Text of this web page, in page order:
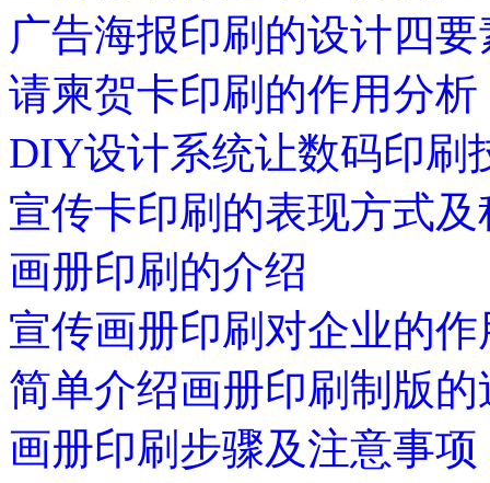
广告海报印刷的设计四要
请柬贺卡印刷的作用分析
DIY设计系统让数码印刷
宣传卡印刷的表现方式及
画册印刷的介绍
宣传画册印刷对企业的作
简单介绍画册印刷制版的
画册印刷步骤及注意事项